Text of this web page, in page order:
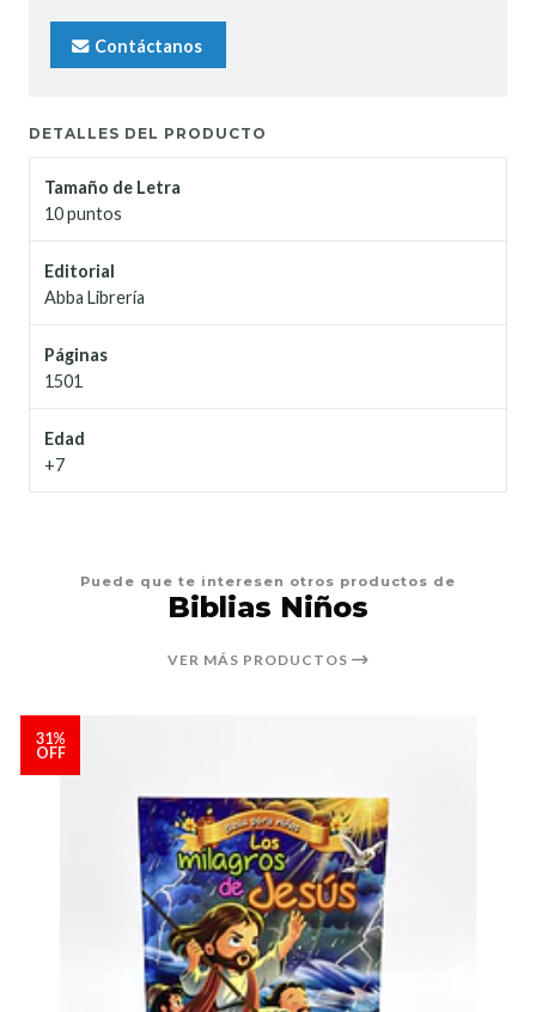
Contáctanos
DETALLES DEL PRODUCTO
Tamaño de Letra
10 puntos
Editorial
Abba Librería
Páginas
1501
Edad
+7
Puede que te interesen otros productos de
Biblias Niños
VER MÁS PRODUCTOS
31%
OFF